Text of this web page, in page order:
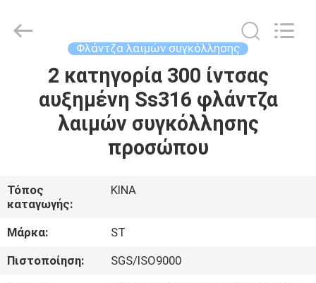
ΑΡΧΙΚΉ
ΣΕΛΊΔΑ
ΒΊΝΤΕΟ
ΕΜΦΆΝΙΣΗ
VR
Ltd..
Φλάντζα λαιμών συγκόλλησης
2 κατηγορία 300 ίντσας
αυξημένη Ss316 φλάντζα
λαιμών συγκόλλησης
προσώπου
Τόπος
καταγωγής:
ΚΙΝΑ
Μάρκα:
ST
Πιστοποίηση:
SGS/ISO9000